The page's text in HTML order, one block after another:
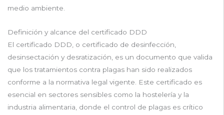
medio ambiente.
Definición y alcance del certificado DDD
El certificado DDD, o certificado de desinfección,
desinsectación y desratización, es un documento que valida
que los tratamientos contra plagas han sido realizados
conforme a la normativa legal vigente. Este certificado es
esencial en sectores sensibles como la hostelería y la
industria alimentaria, donde el control de plagas es crítico